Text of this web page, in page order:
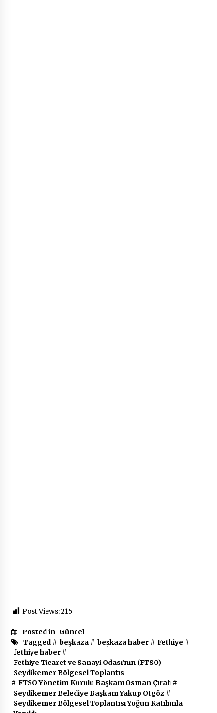
Post Views:215
Posted in Güncel
Tagged # beşkaza# beşkaza haber# Fethiye #
fethiye haber#
Fethiye Ticaret ve Sanayi Odası’nın (FTSO)
Seydikemer Bölgesel Toplantıs
# FTSO Yönetim Kurulu Başkanı Osman Çıralı#
Seydikemer Belediye Başkanı Yakup Otgöz#
Seydikemer Bölgesel Toplantısı Yoğun Katılımla